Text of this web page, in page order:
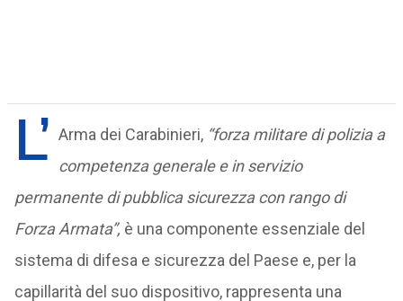
L’ Arma dei Carabinieri, “forza militare di polizia a
competenza generale e in servizio
permanente di pubblica sicurezza con rango di
Forza Armata”, è una componente essenziale del
sistema di difesa e sicurezza del Paese e, per la
capillarità del suo dispositivo, rappresenta una